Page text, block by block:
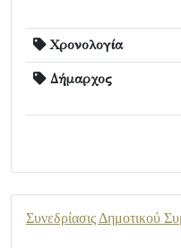
Χρονολογία
Δήμαρχος
Συνεδρίασις Δημοτικού